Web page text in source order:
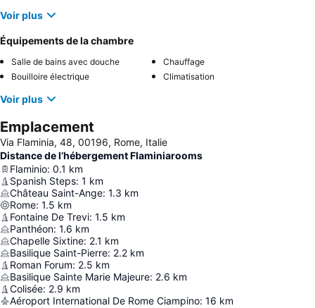
Voir plus
Équipements de la chambre
Salle de bains avec douche
Chauffage
Bouilloire électrique
Climatisation
Voir plus
Emplacement
Via Flaminia, 48, 00196, Rome, Italie
Distance de l’hébergement Flaminiarooms
Flaminio: 0.1 km
Spanish Steps: 1 km
Château Saint-Ange: 1.3 km
Rome: 1.5 km
Fontaine De Trevi: 1.5 km
Panthéon: 1.6 km
Chapelle Sixtine: 2.1 km
Basilique Saint-Pierre: 2.2 km
Roman Forum: 2.5 km
Basilique Sainte Marie Majeure: 2.6 km
Colisée: 2.9 km
Aéroport International De Rome Ciampino: 16 km